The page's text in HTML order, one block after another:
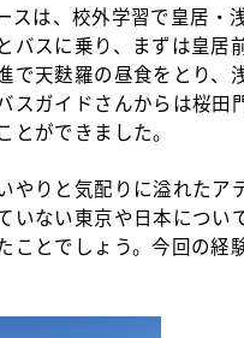
は、校外学習で皇居・
バスに乗り、まずは皇居
で天麩羅の昼食をとり
スガイドさんからは桜
ができました。
りと気配りに溢れたア
ない東京や日本につい
ことでしょう。今回の